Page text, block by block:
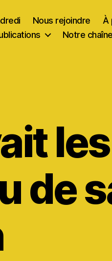
Nous rejoindre
À
Notre
les
de